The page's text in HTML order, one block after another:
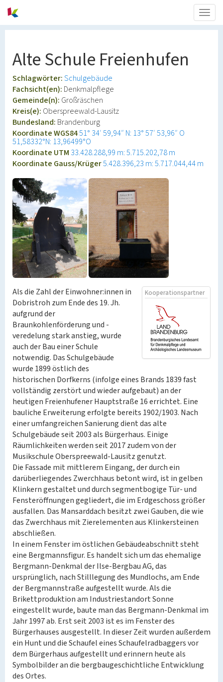
Alte Schule Freienhufen
Schlagwörter:Schulgebäude
Fachsicht(en): Denkmalpflege
Gemeinde(n): Großräschen
Kreis(e): Oberspreewald-Lausitz
Bundesland: Brandenburg
Koordinate WGS8451° 34′ 59,94″ N: 13° 57′ 53,96″ O
51,58332°N: 13,96499°O
Koordinate UTM 33.428.288,99 m: 5.715.202,78 m
Koordinate Gauss/Krüger5.428.396,23 m: 5.717.044,44 m
Kooperationspartner
Als die Zahl der Einwohner:innen in
Dobristroh zum Ende des 19. Jh.
aufgrund der
Braunkohlenförderung und -
veredelung stark anstieg, wurde
auch der Bau einer Schule
notwendig. Das Schulgebäude
wurde 1899 östlich des
historischen Dorfkerns (infolge eines Brands 1839 fast
vollständig zerstört und wieder aufgebaut) an der
heutigen Freienhufener Hauptstraße 16 errichtet. Eine
bauliche Erweiterung erfolgte bereits 1902/1903. Nach
einer umfangreichen Sanierung dient das alte
Schulgebäude seit 2003 als Bürgerhaus. Einige
Räumlichkeiten werden seit 2017 zudem von der
Musikschule Oberspreewald-Lausitz genutzt.
Die Fassade mit mittlerem Eingang, der durch ein
darüberliegendes Zwerchhaus betont wird, ist in gelben
Klinkern gestaltet und durch segmentbogige Tür- und
Fensteröffnungen gegliedert, die im Erdgeschoss größer
ausfallen. Das Mansarddach besitzt zwei Gauben, die wie
das Zwerchhaus mit Zierelementen aus Klinkersteinen
abschließen.
In einem Fenster im östlichen Gebäudeabschnitt steht
eine Bergmannsfigur. Es handelt sich um das ehemalige
Bergmann-Denkmal der Ilse-Bergbau AG, das
ursprünglich, nach Stilllegung des Mundlochs, am Ende
der Bergmannstraße aufgestellt wurde. Als die
Brikettproduktion am Industriestandort Sonne
eingestellt wurde, baute man das Bergmann-Denkmal im
Jahr 1997 ab. Erst seit 2003 ist es im Fenster des
Bürgerhauses ausgestellt. In dieser Zeit wurden außerdem
ein Hunt und die Schaufel eines Schaufelradbaggers vor
dem Bürgerhaus aufgestellt und erinnern heute als
Symbolbilder an die bergbaugeschichtliche Entwicklung
des Ortes.